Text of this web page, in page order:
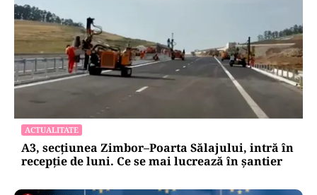
ACTUALITATE
A3, secțiunea Zimbor–Poarta Sălajului, intră în
recepție de luni. Ce se mai lucrează în șantier